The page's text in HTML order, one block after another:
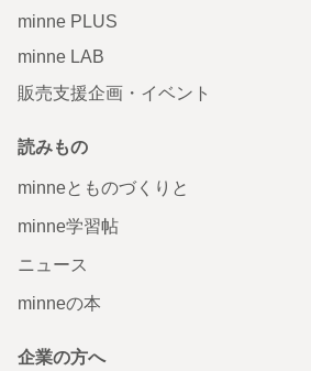
minne PLUS
minne LAB
販売支援企画・イベント
読みもの
minneとものづくりと
minne学習帖
ニュース
minneの本
企業の方へ